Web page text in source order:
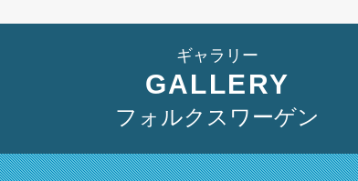
ギャラリー
GALLERY
フォルクスワーゲン